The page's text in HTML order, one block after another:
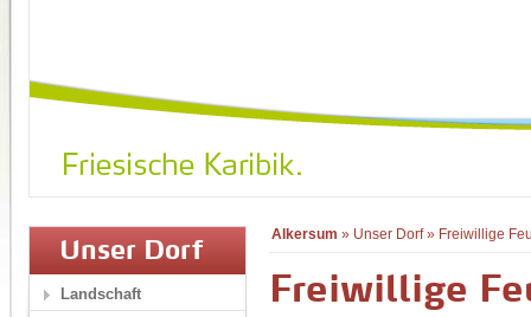
Alkersum » Unser Dorf» Freiwillige
Freiwillige
Unser Dorf
Landschaft